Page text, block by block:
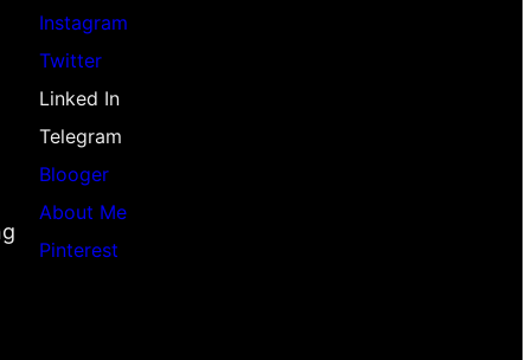
Instagram
Twitter
Linked In
Telegram
Blooger
About Me
Pinterest